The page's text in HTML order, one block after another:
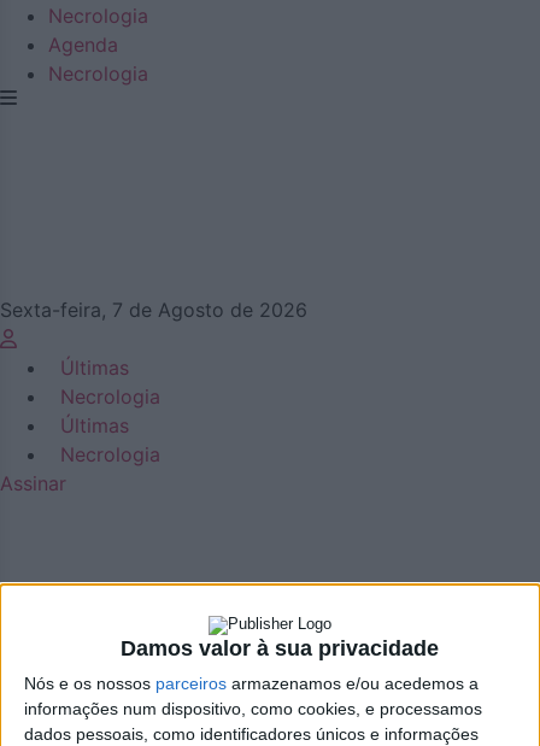
Damos valor à sua privacidade
Nós e os nossos parceiros armazenamos e/ou acedemos a
informações num dispositivo, como cookies, e processamos
dados pessoais, como identificadores únicos e informações
Necrologia
Agenda
Necrologia
Sexta-feira, 7 de Agosto de 2026
Últimas
Necrologia
Últimas
Necrologia
Assinar
Azemeis.NET
LAB
4 de Julho de 2022, 22:52